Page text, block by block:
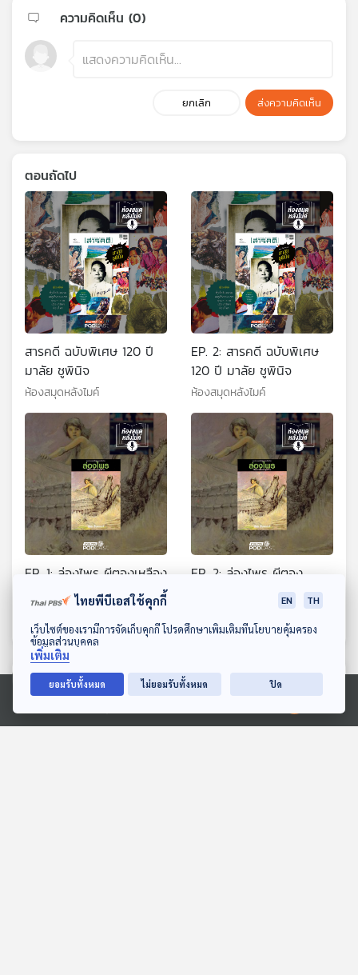
ดาวน์โหลด Thai PBS Podcast Application
Ⓒ 2020 องค์การกระจายเสียงและแพร่ภาพสาธารณะแห่งประเทศไทย
ความคิดเห็น (0)
ยกเลิก ส่งความคิดเห็น
ตอนถัดไป
สารคดี ฉบับพิเศษ 120 ปี
มาลัย ชูพินิจ
ห้องสมุดหลังไมค์
EP. 2: สารคดี ฉบับพิเศษ
120 ปี มาลัย ชูพินิจ
ห้องสมุดหลังไมค์
EP. 1: ล่องไพร ผีตองเหลือง
คนสุดท้าย
EP. 2: ล่องไพร ผีตอง
ตอนที่เกี่ยวข้อง
ไทยพีบีเอสใช้คุกกี้ EN TH
เว็บไซต์ของเรามีการจัดเก็บคุกกี้ โปรดศึกษาเพิ่มเติมที่นโยบายคุ้มครอง
ข้อมูลส่วนบุคคล
เพิ่มเติม
ยอมรับทั้งหมด ไม่ยอมรับทั้งหมด ปิด